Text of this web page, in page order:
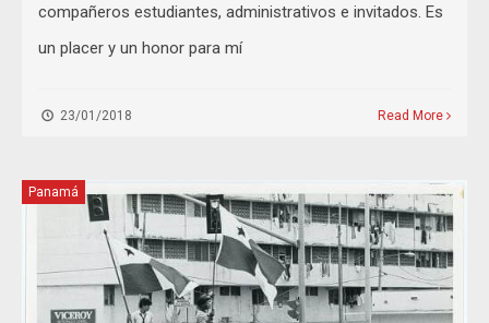
compañeros estudiantes, administrativos e invitados. Es
un placer y un honor para mí
23/01/2018 Read More
Panamá